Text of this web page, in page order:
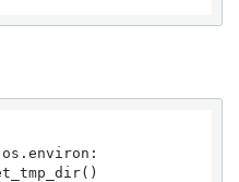
os.environ: